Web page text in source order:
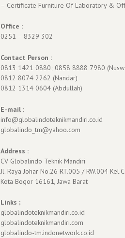
– Certificate Furniture Of Laboratory &
Office :
0251 – 8329 302
Contact Person :
0813 1421 0880; 0858 8888 7980
0812 8074 2262 (Nandar)
0812 1314 0604 (Abdullah)
E-mail :
info@globalindoteknikmandiri.co.id
globalindo_tm@yahoo.com
Address :
CV Globalindo Teknik Mandiri
Jl. Raya Johar No.26 RT.005 / RW.004
Kota Bogor 16161, Jawa Barat
Links ;
globalindoteknikmandiri.co.id
globalindoteknikmandiri.com
globalindo-tm.indonetwork.co.id